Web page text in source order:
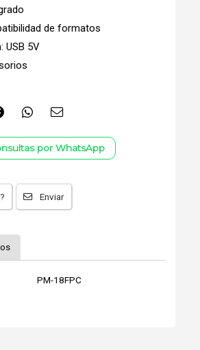
de formatos
USB 5V
por WhatsApp
Enviar
PM-18FPC